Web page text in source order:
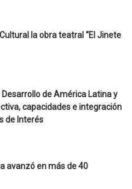
la obra teatral “El Jinete
Desarrollo de América Latina y
capacidades e integración
de Interés
avanzó en más de 40